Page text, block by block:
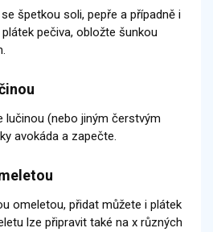
špetkou soli, pepře a případně i
pečiva, obložte šunkou
lučinou (nebo jiným čerstvým
avokáda a zapečte.
omeletou, přidat můžete i plátek
lze připravit také na x různých